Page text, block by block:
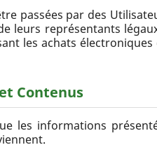
passées par des
leurs représentants
les achats
Contenus
les informations